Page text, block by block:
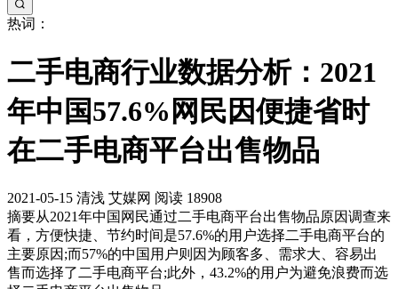
热词：
二手电商行业数据分析：2021
年中国57.6%网民因便捷省时
在二手电商平台出售物品
2021-05-15 清浅 艾媒网 阅读 18908
摘要从2021年中国网民通过二手电商平台出售物品原因调查来
看，方便快捷、节约时间是57.6%的用户选择二手电商平台的
主要原因;而57%的中国用户则因为顾客多、需求大、容易出
售而选择了二手电商平台;此外，43.2%的用户为避免浪费而选